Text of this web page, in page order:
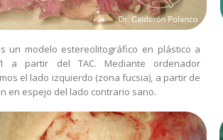
un modelo estereolitográfico en plástico a
a partir del TAC. Mediante ordenador
el lado izquierdo (zona fucsia), a partir de
en espejo del lado contrario sano.